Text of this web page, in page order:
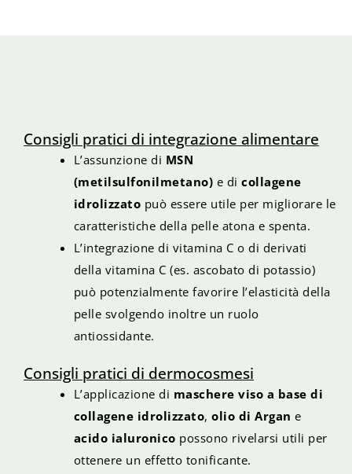
Consigli pratici di integrazione alimentare
L’assunzione di MSN
(metilsulfonilmetano) e dicollagene
idrolizzato può essere utile per migliorare le
caratteristiche della pelle atona e spenta.
L’integrazione di vitamina C o di derivati
della vitamina C (es. ascobato di potassio)
può potenzialmente favorire l’elasticità della
pelle svolgendo inoltre un ruolo
antiossidante.
Consigli pratici di dermocosmesi
L’applicazione di maschere viso a base di
collagene idrolizzato, olio di Argan e
acido ialuronico possono rivelarsi utili per
ottenere un effetto tonificante.